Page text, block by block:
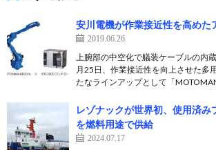
安川電機が作業接近性を高めた
2019.06.26
上腕部の中空化で艤装ケーブルの内
月25日、作業接近性を向上させた多
たなラインアップとして「
レゾナックが世界初、使用済み
を燃料用途で供給
2024.07.17